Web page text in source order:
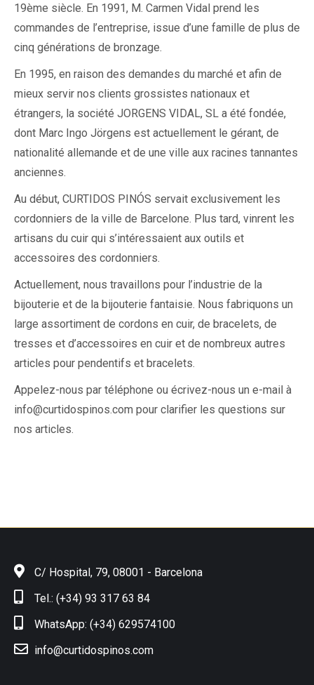
19ème siècle. En 1991, M. Carmen Vidal prend les
commandes de l’entreprise, issue d’une famille de plus de
cinq générations de bronzage.
En 1995, en raison des demandes du marché et afin de
mieux servir nos clients grossistes nationaux et
étrangers, la société JORGENS VIDAL, SL a été fondée,
dont Marc Ingo Jörgens est actuellement le gérant, de
nationalité allemande et de une ville aux racines tannantes
anciennes.
Au début, CURTIDOS PINÓS servait exclusivement les
cordonniers de la ville de Barcelone. Plus tard, vinrent les
artisans du cuir qui s’intéressaient aux outils et
accessoires des cordonniers.
Actuellement, nous travaillons pour l’industrie de la
bijouterie et de la bijouterie fantaisie. Nous fabriquons un
large assortiment de cordons en cuir, de bracelets, de
tresses et d’accessoires en cuir et de nombreux autres
articles pour pendentifs et bracelets.
Appelez-nous par téléphone ou écrivez-nous un e-mail à
info@curtidospinos.com pour clarifier les questions sur
nos articles.
C/ Hospital, 79, 08001 - Barcelona
Tel.: (+34) 93 317 63 84
WhatsApp: (+34) 629574100
info@curtidospinos.com